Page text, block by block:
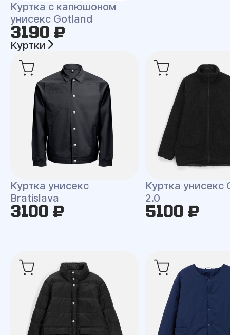
Куртка с капюшоном
унисекс Gotland
3190 ₽
Куртки
Куртка унисекс
Bratislava
3100 ₽
Куртка унисекс
2.0
5100 ₽